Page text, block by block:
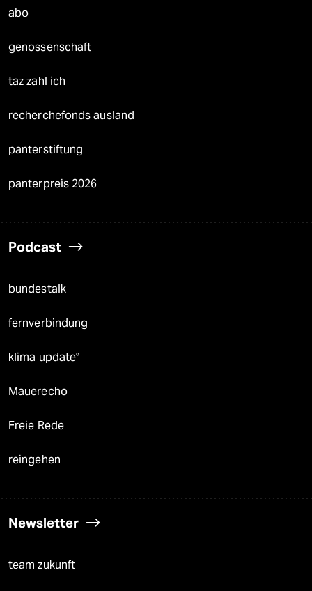
abo
genossenschaft
taz zahl ich
recherchefonds ausland
panterstiftung
panterpreis 2026
Podcast
bundestalk
fernverbindung
klima update°
Mauerecho
Freie Rede
reingehen
Newsletter
team zukunft